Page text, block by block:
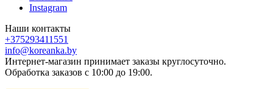
Instagram
Наши контакты
+375293411551
info@koreanka.by
Интернет-магазин принимает заказы круглосуточно.
Обработка заказов с 10:00 до 19:00.